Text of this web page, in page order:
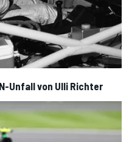
Unfall von Ulli Richter